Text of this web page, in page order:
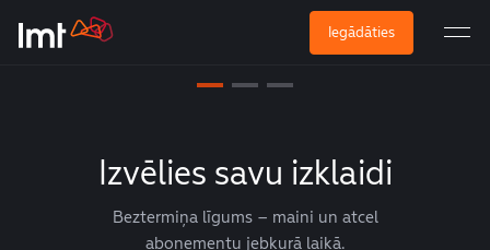
Iegādāties
Izvēlies savu izklaidi
Beztermiņa līgums – maini un atcel
abonementu jebkurā laikā.